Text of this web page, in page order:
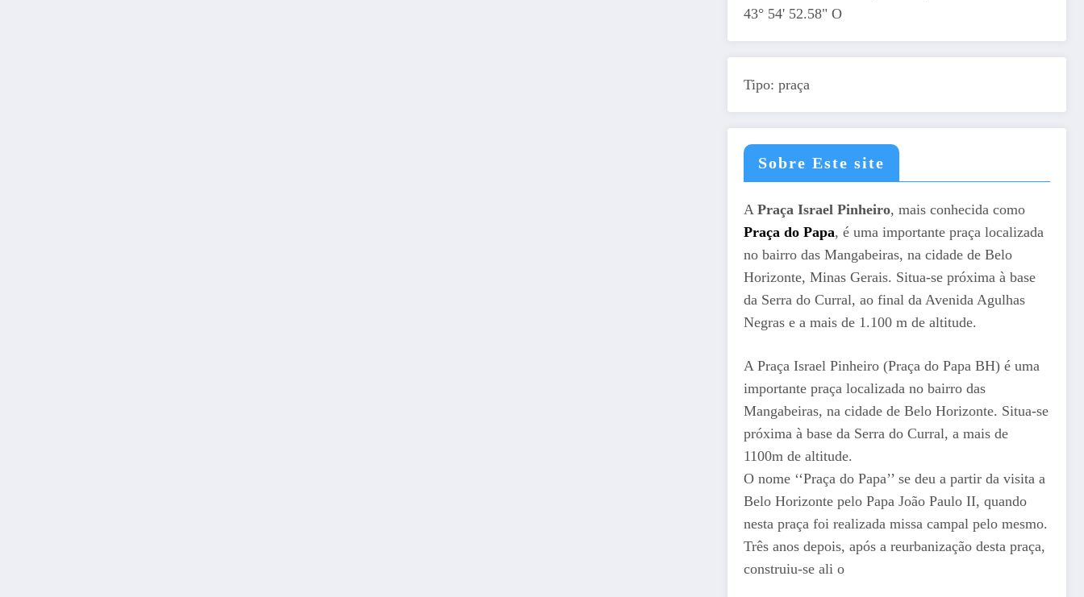
43° 54' 52.58" O
Tipo: praça
Sobre Este site
APraça Israel Pinheiro, mais conhecida como
Praça do Papa, é uma importante praça localizada
no bairro das Mangabeiras, na cidade de Belo
Horizonte, Minas Gerais. Situa-se próxima à base
da Serra do Curral, ao final da Avenida Agulhas
Negras e a mais de 1.100 m de altitude.
A Praça Israel Pinheiro (Praça do Papa BH) é uma
importante praça localizada no bairro das
Mangabeiras, na cidade de Belo Horizonte. Situa-se
próxima à base da Serra do Curral, a mais de
1100m de altitude.
O nome ‘‘Praça do Papa’’ se deu a partir da visita a
Belo Horizonte pelo Papa João Paulo II, quando
nesta praça foi realizada missa campal pelo mesmo.
Três anos depois, após a reurbanização desta praça,
construiu-se ali o